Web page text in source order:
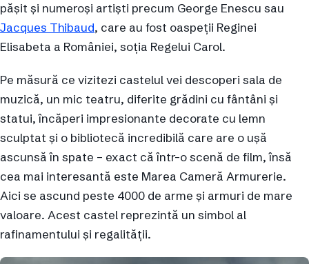
pășit și numeroși artiști precum George Enescu sau
Jacques Thibaud, care au fost oaspeții Reginei
Elisabeta a României, soția Regelui Carol.
Pe măsură ce vizitezi castelul vei descoperi sala de
muzică, un mic teatru, diferite grădini cu fântâni și
statui, încăperi impresionante decorate cu lemn
sculptat și o bibliotecă incredibilă care are o ușă
ascunsă în spate – exact că într-o scenă de film, însă
cea mai interesantă este Marea Cameră Armurerie.
Aici se ascund peste 4000 de arme și armuri de mare
valoare. Acest castel reprezintă un simbol al
rafinamentului și regalității.